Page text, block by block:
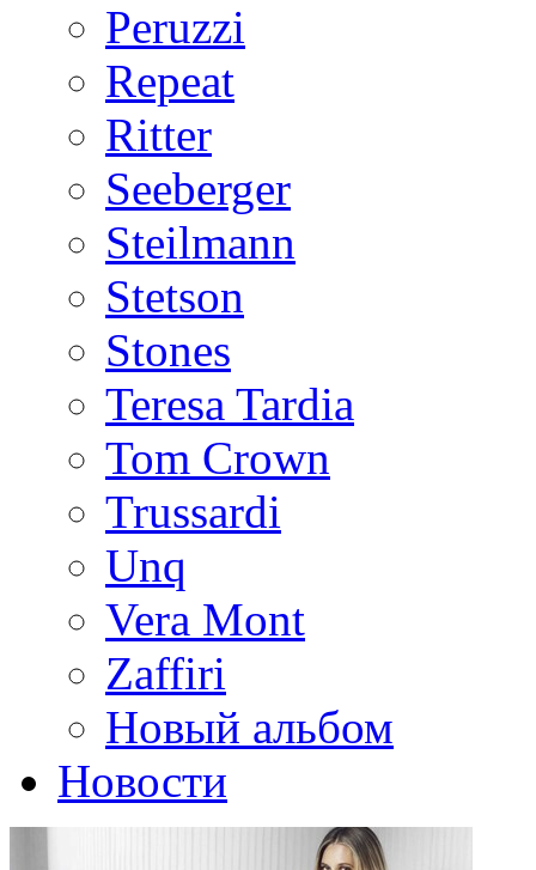
Peruzzi
Repeat
Ritter
Seeberger
Steilmann
Stetson
Stones
Teresa Tardia
Tom Crown
Trussardi
Unq
Vera Mont
Zaffiri
Новый альбом
Новости